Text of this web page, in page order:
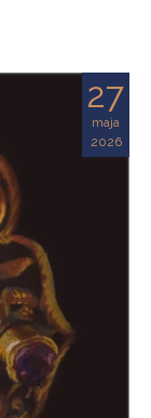
27
maja
2026